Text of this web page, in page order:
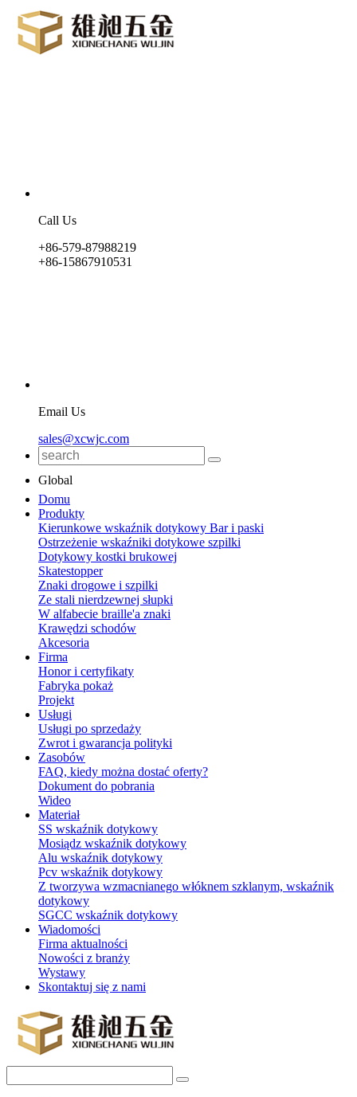
Call Us
+86-579-87988219
+86-15867910531
Email Us
sales@xcwjc.com
Global
Domu
Produkty
Kierunkowe wskaźnik dotykowy Bar i paski
Ostrzeżenie wskaźniki dotykowe szpilki
Dotykowy kostki brukowej
Skatestopper
Znaki drogowe i szpilki
Ze stali nierdzewnej słupki
W alfabecie braille'a znaki
Krawędzi schodów
Akcesoria
Firma
Honor i certyfikaty
Fabryka pokaż
Projekt
Usługi
Usługi po sprzedaży
Zwrot i gwarancja polityki
Zasobów
FAQ, kiedy można dostać oferty?
Dokument do pobrania
Wideo
Materiał
SS wskaźnik dotykowy
Mosiądz wskaźnik dotykowy
Alu wskaźnik dotykowy
Pcv wskaźnik dotykowy
Z tworzywa wzmacnianego włóknem szklanym, wskaźnik
dotykowy
SGCC wskaźnik dotykowy
Wiadomości
Firma aktualności
Nowości z branży
Wystawy
Skontaktuj się z nami